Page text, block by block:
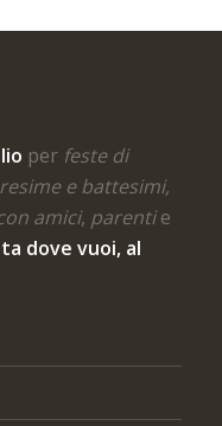
per feste di
e battesimi,
amici, parentie
dove vuoi, al